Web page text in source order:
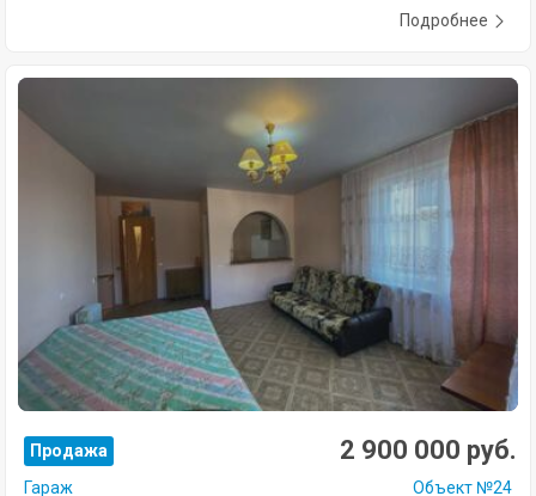
Подробнее
Продажа 2 900 000 руб.
Гараж Объект №24